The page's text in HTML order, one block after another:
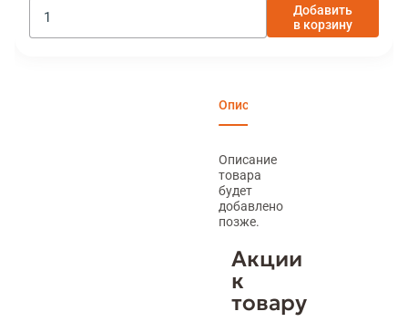
Добавить
в корзину
Описание
Описание
товара
будет
добавлено
позже.
Акции
к
товару